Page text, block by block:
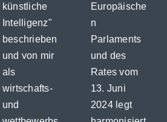
künstliche
Intelligenz"
beschrieben
und von mir
als
wirtschafts-
und
Europäische
n
Parlaments
und des
Rates vom
13. Juni
2024 legt